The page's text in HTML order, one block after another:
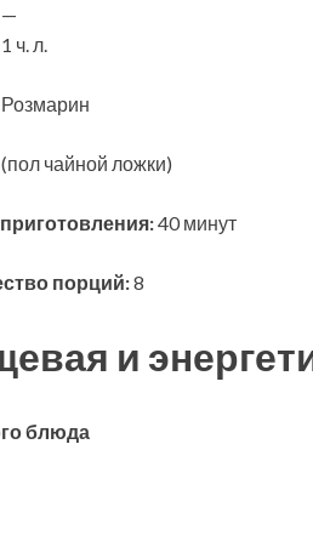
—
1 ч. л.
Розмарин
(пол чайной ложки)
40 минут
порций:8
и
блюда